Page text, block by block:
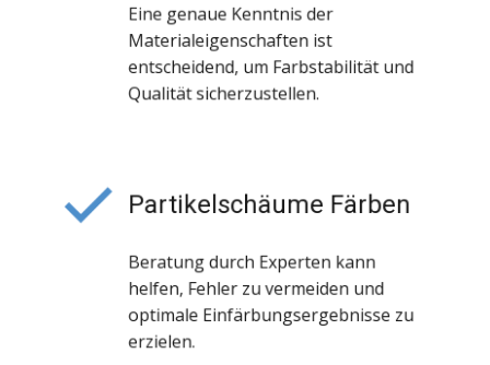
Eine genaue Kenntnis der
Materialeigenschaften ist
entscheidend, um Farbstabilität und
Qualität sicherzustellen.
Partikelschäume Färben
Beratung durch Experten kann
helfen, Fehler zu vermeiden und
optimale Einfärbungsergebnisse zu
erzielen.